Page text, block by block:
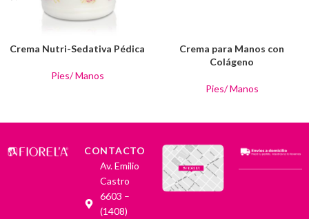
Crema Nutri-Sedativa Pédica
Pies/ Manos
Crema para Manos con
Colágeno
Pies/ Manos
CONTACTO
Av. Emilio
Castro
6603 –
(1408)